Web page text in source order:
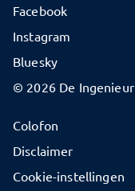
© 2026 De Ingenieur
Colofon
Disclaimer
Cookie-instellingen
Facebook
Instagram
Bluesky